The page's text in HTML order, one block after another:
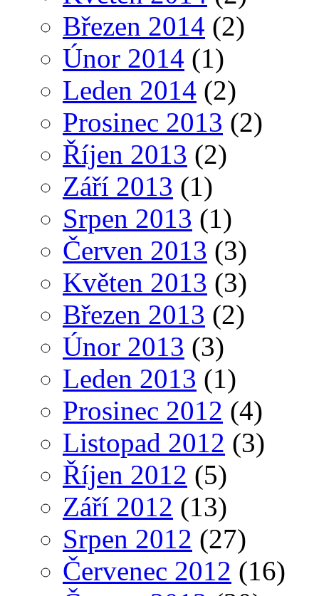
Březen 2014 (2)
Únor 2014 (1)
Leden 2014 (2)
Prosinec 2013 (2)
Říjen 2013 (2)
Září 2013 (1)
Srpen 2013 (1)
Červen 2013 (3)
Květen 2013 (3)
Březen 2013 (2)
Únor 2013 (3)
Leden 2013 (1)
Prosinec 2012 (4)
Listopad 2012 (3)
Říjen 2012 (5)
Září 2012 (13)
Srpen 2012 (27)
Červenec 2012 (16)